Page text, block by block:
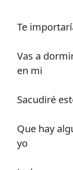
Te
Vas a
en mi
Sacudiré
Que hay
yo